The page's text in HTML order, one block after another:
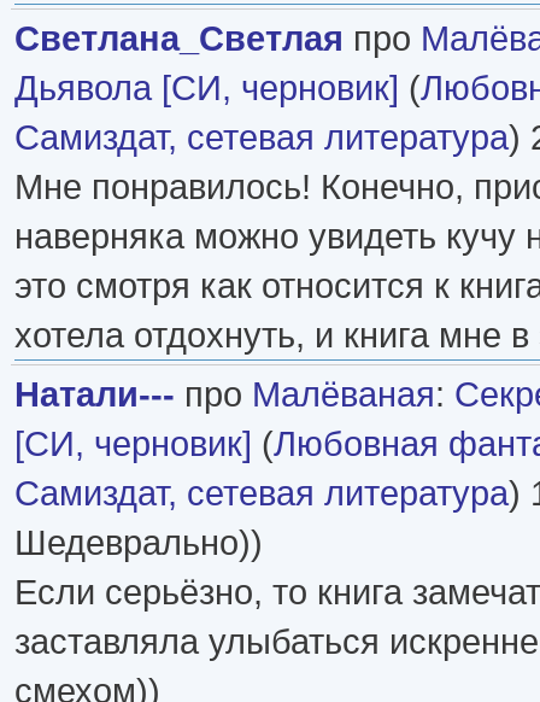
Светлана_Светлая про
Дьявола [СИ, черновик] (
Самиздат, сетевая литература)
Мне понравилось! Конечно,
наверняка можно увидеть кучу
это смотря как относится к
хотела отдохнуть, и книга мне
Натали--- про Малёваная:
[СИ, черновик] (Любовная
Самиздат, сетевая литература)
Шедеврально))
Если серьёзно, то книга
заставляла улыбаться
смехом))